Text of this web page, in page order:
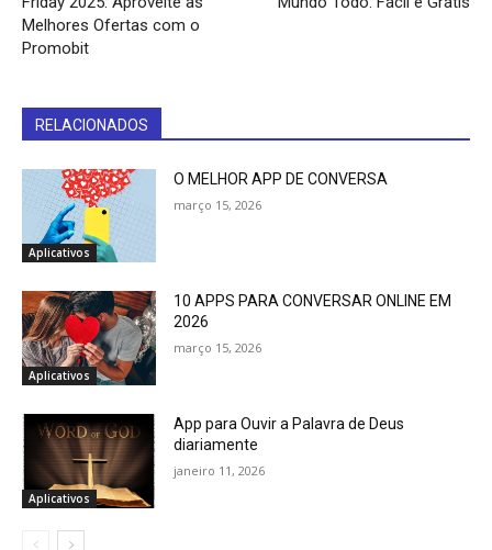
Melhores Ofertas com o
Promobit
RELACIONADOS
Aplicativos
O MELHOR APP DE CONVERSA
março 15, 2026
Aplicativos
10 APPS PARA CONVERSAR ONLINE EM
2026
março 15, 2026
Aplicativos
App para Ouvir a Palavra de Deus
diariamente
janeiro 11, 2026